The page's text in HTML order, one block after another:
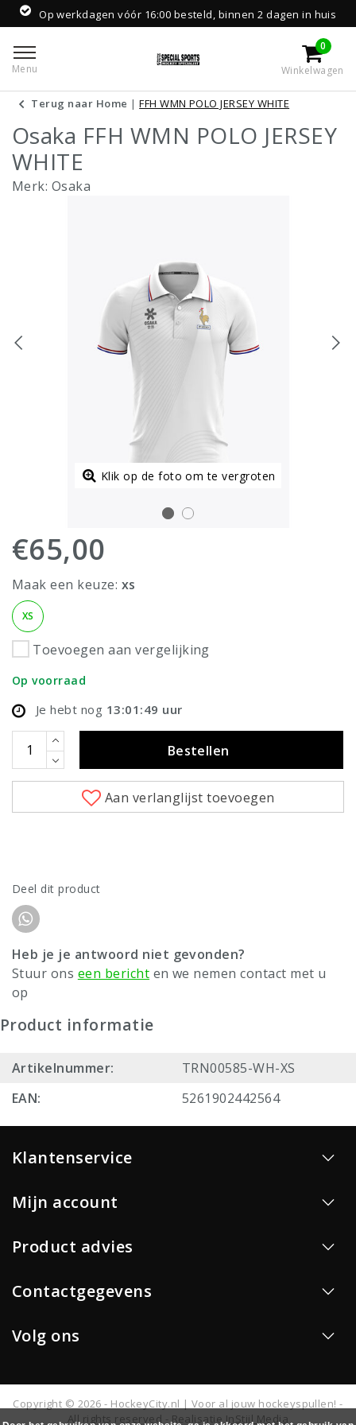
Op werkdagen vóór 16:00 besteld, binnen 2 dagen in huis
Menu
0
Winkelwagen
Terug naar Home |FFH WMN POLO JERSEY WHITE
Osaka FFH WMN POLO JERSEY
WHITE
Merk: Osaka
Klik op de foto om te vergroten
€65,00
Maak een keuze: xs
XS
Toevoegen aan vergelijking
Op voorraad
Je hebt nog 13:01:49 uur
Bestellen
Aan verlanglijst toevoegen
Deel dit product
Heb je je antwoord niet gevonden?
Stuur ons een bericht en we nemen contact met u
op
Product informatie
Artikelnummer:
TRN00585-WH-XS
EAN:
5261902442564
Klantenservice
Mijn account
Product advies
Contactgegevens
Volg ons
Copyright © 2026 - HockeyCity.nl | Voor al jouw hockeyspullen! -
All rights reserved - Realisatie InStijl Media